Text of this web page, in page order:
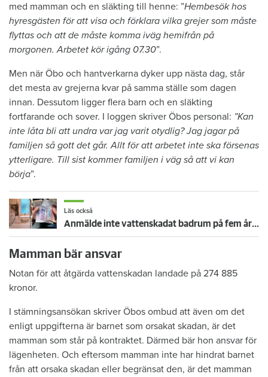
med mamman och en släkting till henne: ”Hembesök hos
hyresgästen för att visa och förklara vilka grejer som måste
flyttas och att de måste komma iväg hemifrån på
morgonen. Arbetet kör igång 07.30”.
Men när Öbo och hantverkarna dyker upp nästa dag, står
det mesta av grejerna kvar på samma ställe som dagen
innan. Dessutom ligger flera barn och en släkting
fortfarande och sover. I loggen skriver Öbos personal: ”Kan
inte låta bli att undra var jag varit otydlig? Jag jagar på
familjen så gott det går. Allt för att arbetet inte ska försenas
ytterligare. Till sist kommer familjen i väg så att vi kan
börja”.
Läs också
Anmälde inte vattenskadat badrum på fem år – krävs på 125 000 kronor
Mamman bär ansvar
Notan för att åtgärda vattenskadan landade på 274 885
kronor.
I stämningsansökan skriver Öbos ombud att även om det
enligt uppgifterna är barnet som orsakat skadan, är det
mamman som står på kontraktet. Därmed bär hon ansvar för
lägenheten. Och eftersom mamman inte har hindrat barnet
från att orsaka skadan eller begränsat den, är det mamman